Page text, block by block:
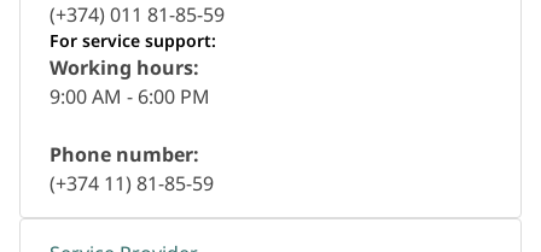
(+374) 011 81-85-59
For service support:
Working hours:
9:00 AM - 6:00 PM
Phone number:
(+374 11) 81-85-59